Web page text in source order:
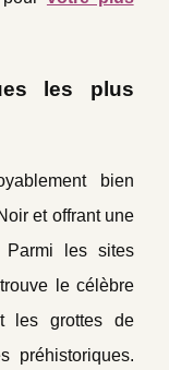
les plus
bien
et offrant une
Parmi les sites
le célèbre
les grottes de
préhistoriques.